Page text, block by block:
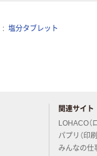
塩分タブレット
関連サイト
LOHACO（
パプリ（印
みんなの仕